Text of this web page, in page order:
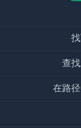
查
在路